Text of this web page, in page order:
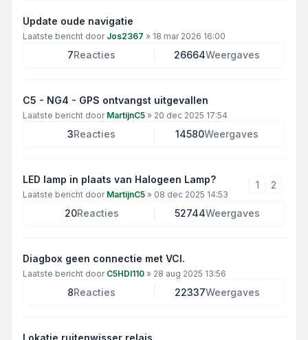
Update oude navigatie
Laatste bericht door Jos2367 » 18 mar 2026 16:00
7Reacties 26664Weergaves
C5 - NG4 - GPS ontvangst uitgevallen
Laatste bericht door MartijnC5 » 20 dec 2025 17:54
3Reacties 14580Weergaves
LED lamp in plaats van Halogeen Lamp?
Laatste bericht door MartijnC5 » 08 dec 2025 14:53
1 2
20Reacties 52744Weergaves
Diagbox geen connectie met VCI.
Laatste bericht door C5HDI110 » 28 aug 2025 13:56
8Reacties 22337Weergaves
Lokatie ruitenwisser relais